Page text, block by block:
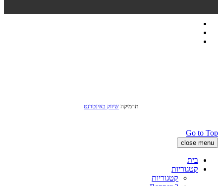
תרמיקה שיווק באינטרנט
Go to Top
close menu
בית
קטגוריות
קטגוריות